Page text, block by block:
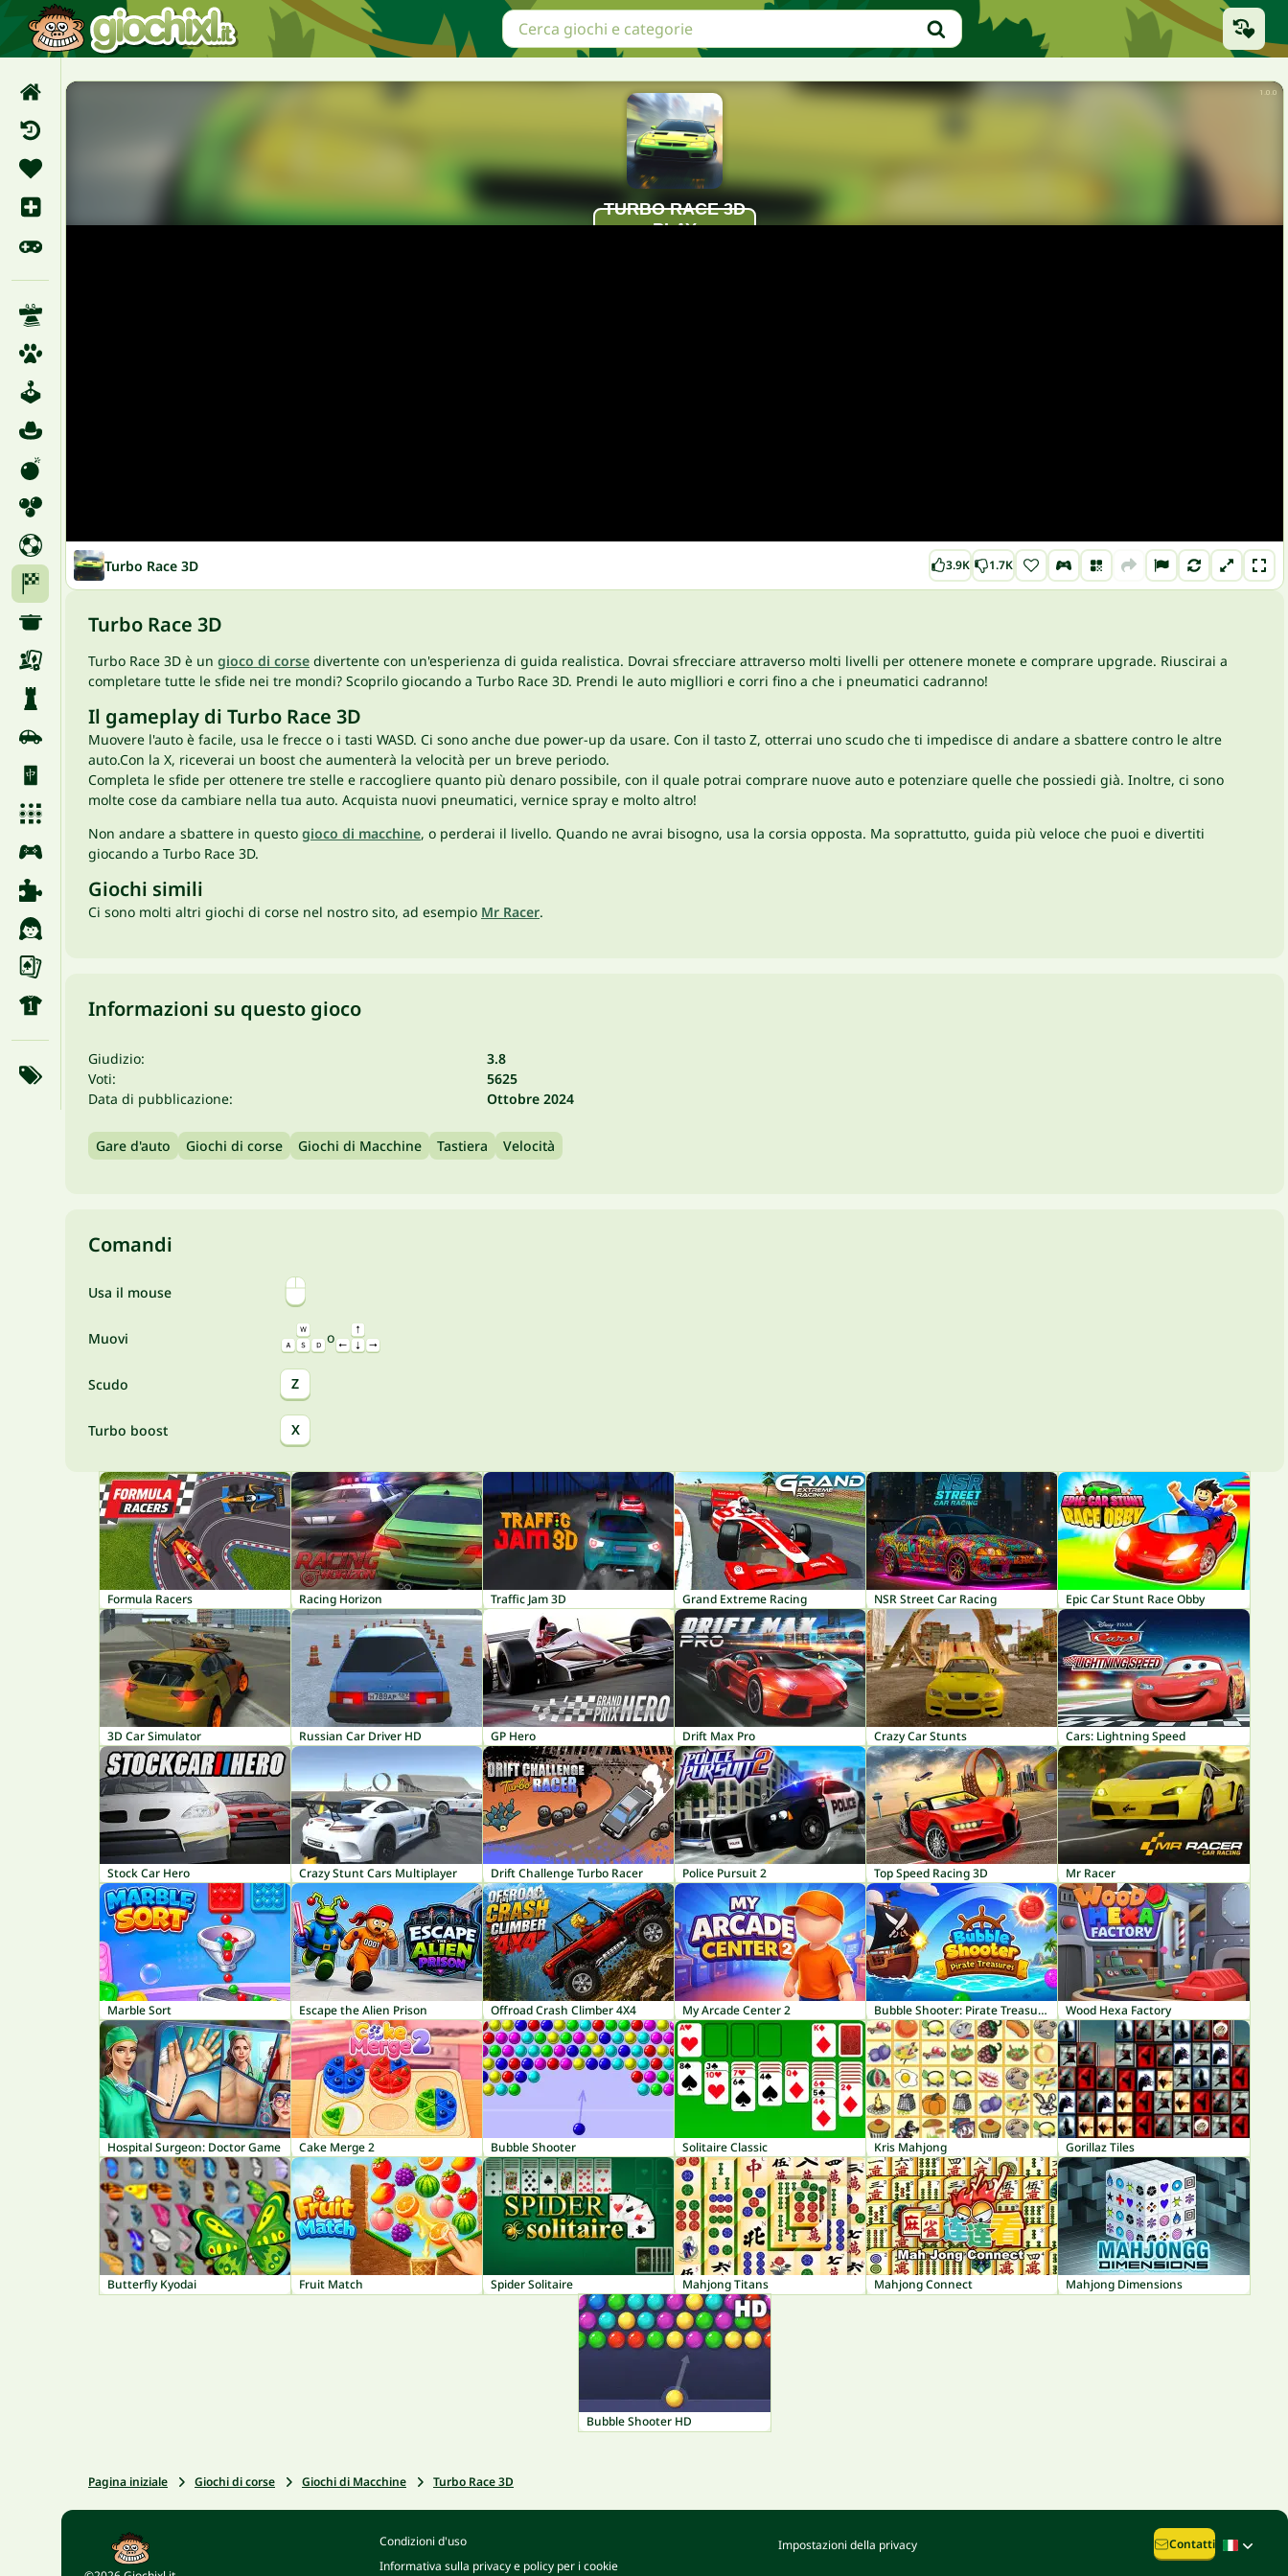
Turbo Race 3D 3.9K 1.7K
Turbo Race 3D
Turbo Race 3D è un gioco di corse divertente con un'esperienza di guida realistica. Dovrai sfrecciare attraverso molti livelli per ottenere monete e comprare upgrade. Riuscirai a
completare tutte le sfide nei tre mondi? Scoprilo giocando a Turbo Race 3D. Prendi le auto miglliori e corri fino a che i pneumatici cadranno!
Il gameplay di Turbo Race 3D
Muovere l'auto è facile, usa le frecce o i tasti WASD. Ci sono anche due power-up da usare. Con il tasto Z, otterrai uno scudo che ti impedisce di andare a sbattere contro le altre
auto.Con la X, riceverai un boost che aumenterà la velocità per un breve periodo.
Completa le sfide per ottenere tre stelle e raccogliere quanto più denaro possibile, con il quale potrai comprare nuove auto e potenziare quelle che possiedi già. Inoltre, ci sono
molte cose da cambiare nella tua auto. Acquista nuovi pneumatici, vernice spray e molto altro!
Non andare a sbattere in questo gioco di macchine, o perderai il livello. Quando ne avrai bisogno, usa la corsia opposta. Ma soprattutto, guida più veloce che puoi e divertiti
giocando a Turbo Race 3D.
Giochi simili
Ci sono molti altri giochi di corse nel nostro sito, ad esempio Mr Racer.
Informazioni su questo gioco
Giudizio:
3.8
Voti:
5625
Data di pubblicazione:
Ottobre 2024
Gare d'auto Giochi di corse Giochi di Macchine Tastiera Velocità
Comandi
Usa il mouse
Muovi o
Scudo Z
Turbo boost X
Formula Racers Racing Horizon Traffic Jam 3D Grand Extreme Racing NSR Street Car Racing Epic Car Stunt Race Obby
3D Car Simulator Russian Car Driver HD GP Hero Drift Max Pro Crazy Car Stunts Cars: Lightning Speed
Stock Car Hero Crazy Stunt Cars Multiplayer Drift Challenge Turbo Racer Police Pursuit 2 Top Speed Racing 3D Mr Racer
Marble Sort Escape the Alien Prison Offroad Crash Climber 4X4 My Arcade Center 2 Bubble Shooter: Pirate Treasures Wood Hexa Factory
Hospital Surgeon: Doctor Game Cake Merge 2 Bubble Shooter Solitaire Classic Kris Mahjong Gorillaz Tiles
Butterfly Kyodai Fruit Match Spider Solitaire Mahjong Titans Mahjong Connect Mahjong Dimensions
Bubble Shooter HD
Pagina iniziale Giochi di corse Giochi di Macchine Turbo Race 3D
Condizioni d'uso
Informativa sulla privacy e policy per i cookie
Impostazioni della privacy Contatti